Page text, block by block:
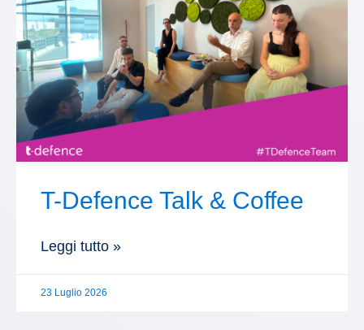
T-Defence Talk & Coffee
Leggi tutto »
23 Luglio 2026